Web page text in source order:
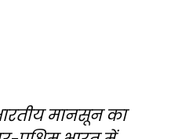
मानसून का